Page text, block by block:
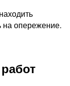
на опережение.